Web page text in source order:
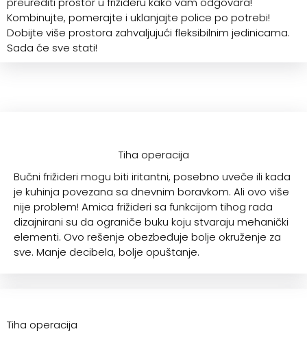
Kombinujte, pomerajte i uklanjajte police po potrebi!
Dobijte više prostora zahvaljujući fleksibilnim jedinicama.
Sada će sve stati!
Tiha operacija
Bučni frižideri mogu biti iritantni, posebno uveče ili kada
je kuhinja povezana sa dnevnim boravkom. Ali ovo više
nije problem! Amica frižideri sa funkcijom tihog rada
dizajnirani su da ograniče buku koju stvaraju mehanički
elementi. Ovo rešenje obezbeđuje bolje okruženje za
sve. Manje decibela, bolje opuštanje.
Tiha operacija